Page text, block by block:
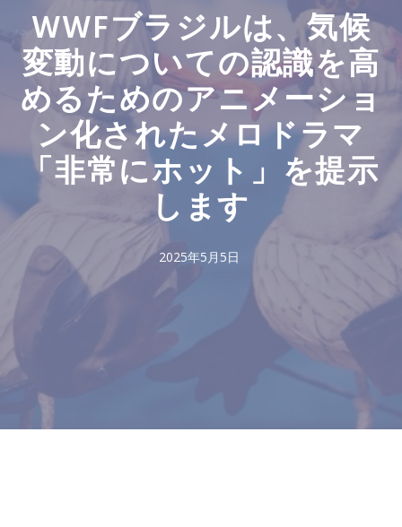
WWFブラジルは、気候
変動についての認識を高
めるためのアニメーショ
ン化されたメロドラマ
「非常にホット」を提示
します
2025年5月5日